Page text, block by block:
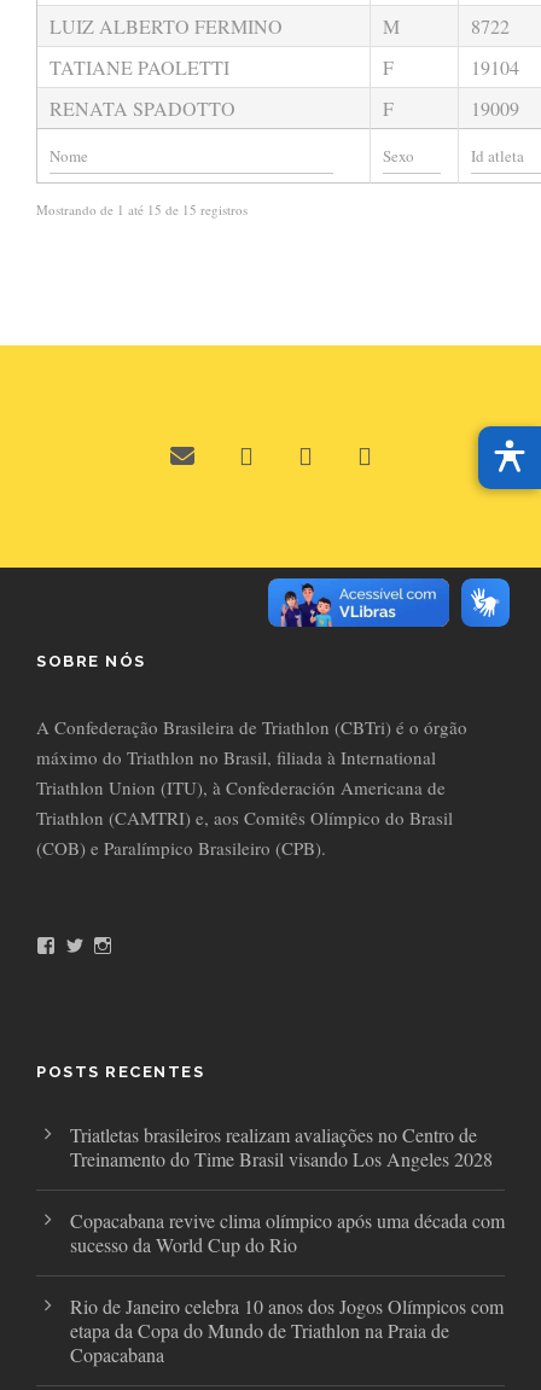
LUIZ ALBERTO FERMINO
M
8722
TATIANE PAOLETTI
F
19104
RENATA SPADOTTO
F 19009
Mostrando de 1 até 15 de 15 registros
SOBRE NÓS
A Confederação Brasileira de Triathlon (CBTri) é o órgão
máximo do Triathlon no Brasil, filiada à International
Triathlon Union (ITU), à Confederación Americana de
Triathlon (CAMTRI) e, aos Comitês Olímpico do Brasil
(COB) e Paralímpico Brasileiro (CPB).
k
T
a
POSTS RECENTES
Triatletas brasileiros realizam avaliações no Centro de
Treinamento do Time Brasil visando Los Angeles 2028
Copacabana revive clima olímpico após uma década com
sucesso da World Cup do Rio
Rio de Janeiro celebra 10 anos dos Jogos Olímpicos com
etapa da Copa do Mundo de Triathlon na Praia de
Copacabana